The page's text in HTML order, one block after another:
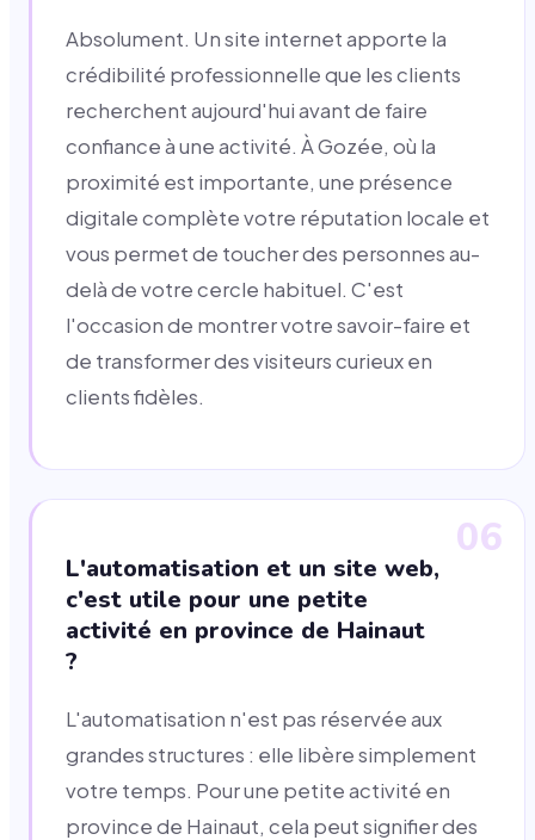
Absolument. Un site internet apporte la
crédibilité professionnelle que les clients
recherchent aujourd'hui avant de faire
confiance à une activité. À Gozée, où la
proximité est importante, une présence
digitale complète votre réputation locale et
vous permet de toucher des personnes au-
delà de votre cercle habituel. C'est
l'occasion de montrer votre savoir-faire et
de transformer des visiteurs curieux en
clients fidèles.
06
L'automatisation et un site web,
c'est utile pour une petite
activité en province de Hainaut
?
L'automatisation n'est pas réservée aux
grandes structures : elle libère simplement
votre temps. Pour une petite activité en
province de Hainaut, cela peut signifier des